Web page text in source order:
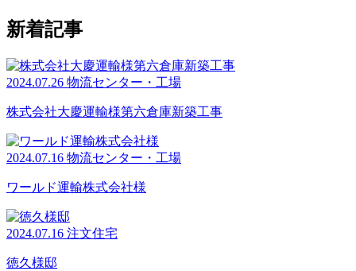
新着記事
2024.07.26 物流センター・工場
株式会社大慶運輸様第六倉庫新築工事
2024.07.16 物流センター・工場
ワールド運輸株式会社様
2024.07.16 注文住宅
徳久様邸